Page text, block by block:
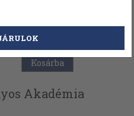
Kosárba
Akadémia